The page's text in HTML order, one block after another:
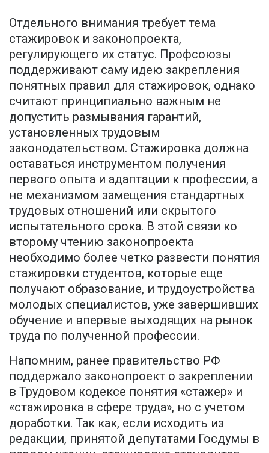
Отдельного внимания требует тема
стажировок и законопроекта,
регулирующего их статус. Профсоюзы
поддерживают саму идею закрепления
понятных правил для стажировок, однако
считают принципиально важным не
допустить размывания гарантий,
установленных трудовым
законодательством. Стажировка должна
оставаться инструментом получения
первого опыта и адаптации к профессии, а
не механизмом замещения стандартных
трудовых отношений или скрытого
испытательного срока. В этой связи ко
второму чтению законопроекта
необходимо более четко развести понятия
стажировки студентов, которые еще
получают образование, и трудоустройства
молодых специалистов, уже завершивших
обучение и впервые выходящих на рынок
труда по полученной профессии.
Напомним, ранее правительство РФ
поддержало законопроект о закреплении
в Трудовом кодексе понятия «стажер» и
«стажировка в сфере труда», но с учетом
доработки. Так как, если исходить из
редакции, принятой депутатами Госдумы в